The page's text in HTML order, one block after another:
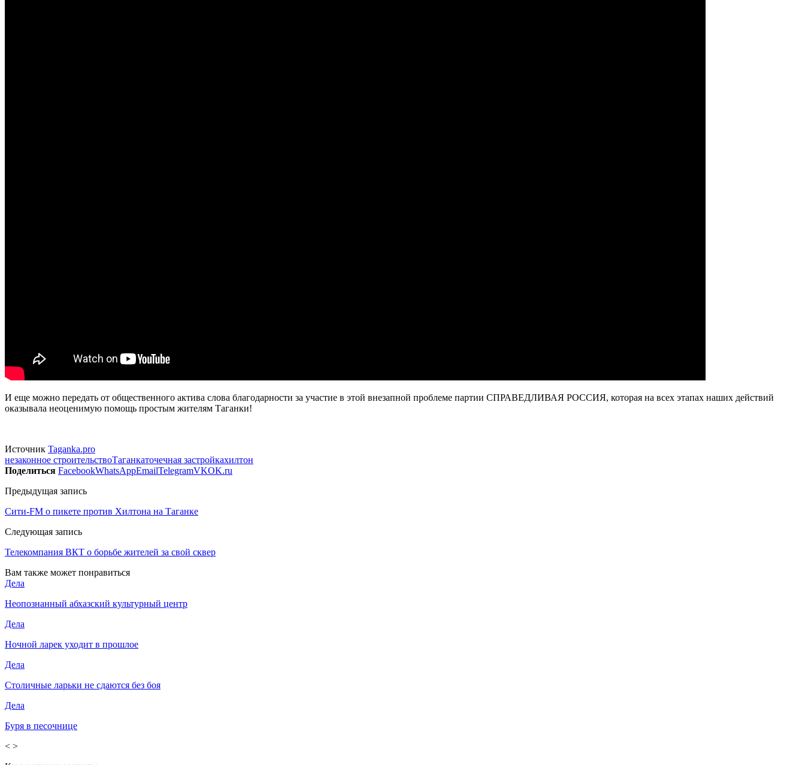
И еще можно передать от общественного актива слова благодарности за участие в этой внезапной проблеме партии СПРАВЕДЛИВАЯ РОССИЯ, которая на всех этапах наших действий
оказывала неоценимую помощь простым жителям Таганки!
Источник Taganka.pro
незаконное строительствоТаганкаточечная застройкахилтон
Поделиться FacebookWhatsAppEmailTelegramVKOK.ru
Предыдущая запись
Сити-FM о пикете против Хилтона на Таганке
Следующая запись
Телекомпания ВКТ о борьбе жителей за свой сквер
Вам также может понравиться
Дела
Неопознанный абхазский культурный центр
Дела
Ночной ларек уходит в прошлое
Дела
Столичные ларьки не сдаются без боя
Дела
Буря в песочнице
< >